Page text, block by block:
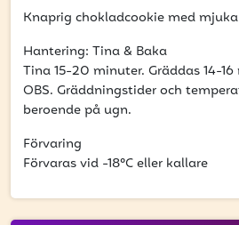
Ange din e-postadress nedan för
nyheter och erbjudanden.
E-postadress
Knaprig chokladcookie med
Hantering: Tina & Baka
Tina 15-20 minuter. Gräddas 14-16
OBS. Gräddningstider och
beroende på ugn.
Förvaring
Förvaras vid -18°C eller kallare